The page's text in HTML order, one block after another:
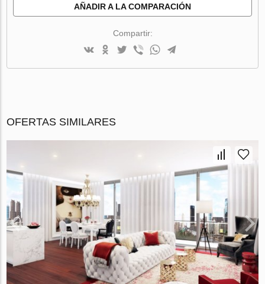
AÑADIR A LA COMPARACIÓN
Compartir:
OFERTAS SIMILARES